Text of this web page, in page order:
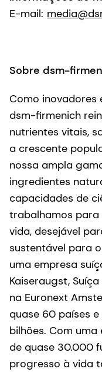
E-mail:
Sobre dsm-
Como inovadores
dsm-firmenich
nutrientes vitais,
a crescente
nossa ampla
ingredientes
capacidades de
trabalhamos para
vida, desejável
sustentável para
uma empresa
Kaiseraugst,
na Euronext
quase 60 países
bilhões. Com
de quase 30.000
progresso à vida